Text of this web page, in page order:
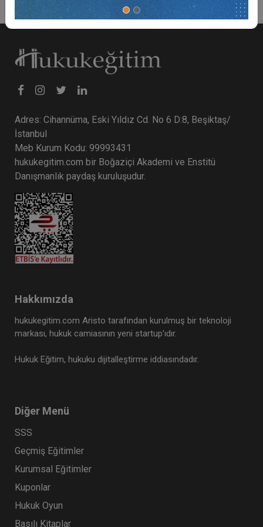
Adres: Cihannüma, Eski Yıldız Cd. No 6 D:8, Beşiktaş/
İstanbul
Meb Kurum Kodu: 99993431
hukukegitim.com bir Boğaziçi Akademi ve Enstitü
Danışmanlık paydaş kuruluşudur.
Hakkımızda
hukukegitim.com Aristo tarafından kurulmuş bir teknoloji
markası, hukuk camiasının yeni startup’ıdır.
Hukuk Eğitim, hukuku dijitalleştirme iddiasındadır.
Diğer Menü
SSS
Geçmiş Eğitimler
Kurumsal Eğitimler
Kuponlar
Hukuk Oyun
Basılı Kitaplar